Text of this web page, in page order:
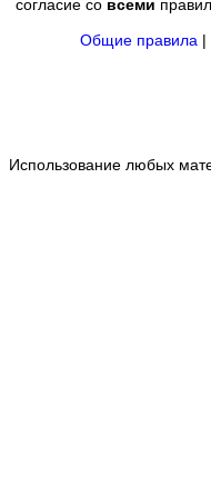
согласие со всеми
Общие правила |
Использование любых